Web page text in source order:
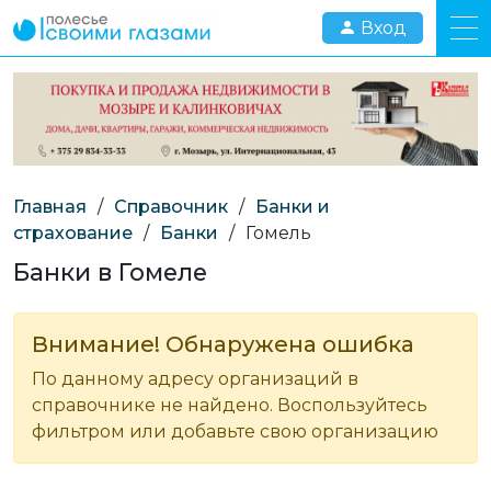
Вход
Главная / Справочник /
Банки и
страхование / Банки / Гомель
Банки в Гомеле
Внимание! Обнаружена ошибка
По данному адресу организаций в
справочнике не найдено. Воспользуйтесь
фильтром или добавьте свою организацию